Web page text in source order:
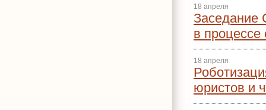
18 апреля
Заседание
в
18 апреля
юристов и